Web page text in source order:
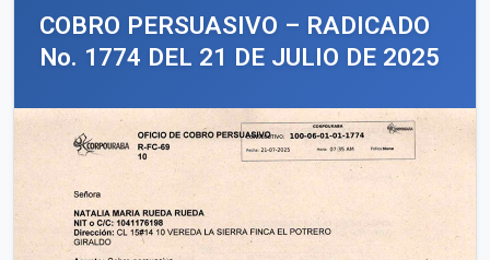
COBRO PERSUASIVO – RADICADO
No. 1774 DEL 21 DE JULIO DE 2025